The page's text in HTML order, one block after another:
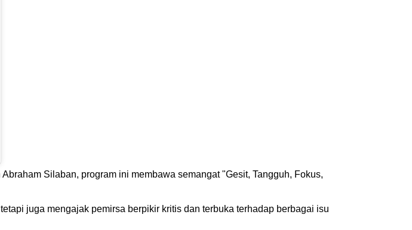
Silaban, program ini membawa semangat "Gesit, Tangguh, Fokus,
juga mengajak pemirsa berpikir kritis dan terbuka terhadap berbagai isu